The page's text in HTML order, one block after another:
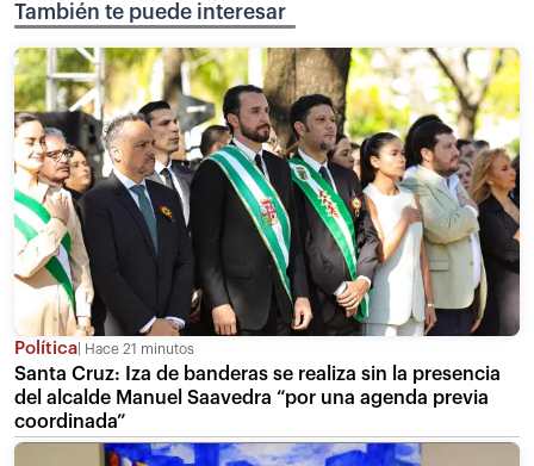
También te puede interesar
Política Hace 21 minutos
Santa Cruz: Iza de banderas se realiza sin la presencia
del alcalde Manuel Saavedra “por una agenda previa
coordinada”